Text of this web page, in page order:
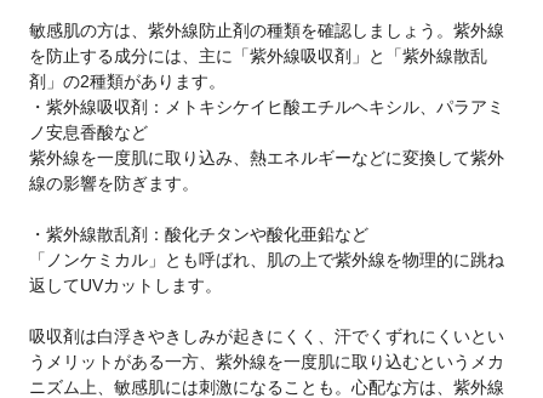
敏感肌の方は、紫外線防止剤の種類を確認しましょう。紫外線
を防止する成分には、主に「紫外線吸収剤」と「紫外線散乱
剤」の2種類があります。
・紫外線吸収剤：メトキシケイヒ酸エチルヘキシル、パラアミ
ノ安息香酸など
紫外線を一度肌に取り込み、熱エネルギーなどに変換して紫外
線の影響を防ぎます。
・紫外線散乱剤：酸化チタンや酸化亜鉛など
「ノンケミカル」とも呼ばれ、肌の上で紫外線を物理的に跳ね
返してUVカットします。
吸収剤は白浮きやきしみが起きにくく、汗でくずれにくいとい
うメリットがある一方、紫外線を一度肌に取り込むというメカ
ニズム上、敏感肌には刺激になることも。心配な方は、紫外線